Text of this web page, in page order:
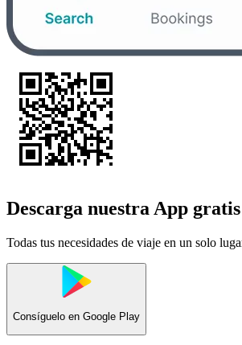
Descarga nuestra App gratis
Todas tus necesidades de viaje en un solo
Consíguelo en Google Play